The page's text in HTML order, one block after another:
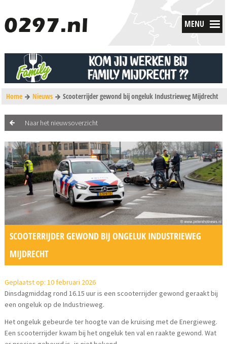
MENU
Home Nieuws Scooterrijder gewond bij ongeluk Industrieweg Mijdrecht
Naar het nieuwsoverzicht
SCOOTERRIJDER GEWOND BIJ ONGELUK INDUSTRIEWEG
MIJDRECHT
Geplaatst op: 10 februari 2026
Dinsdagmiddag rond 16.15 uur is een scooterrijder gewond geraakt bij
een ongeluk op de Industrieweg.
Het ongeluk gebeurde ter hoogte van de kruising met de Energieweg.
Een scooterrijder kwam bij het ongeluk ten val en raakte gewond. Wat